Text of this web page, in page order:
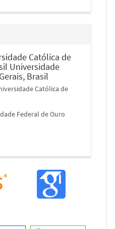
Católica de
Universidade
Brasil
Católica de
Federal de Ouro